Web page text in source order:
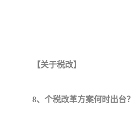
【关于税改】
8、个税改革方案何时出台？